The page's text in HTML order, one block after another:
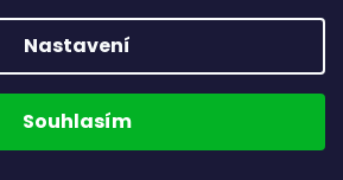
Nastavení
Souhlasím
správný díl bez